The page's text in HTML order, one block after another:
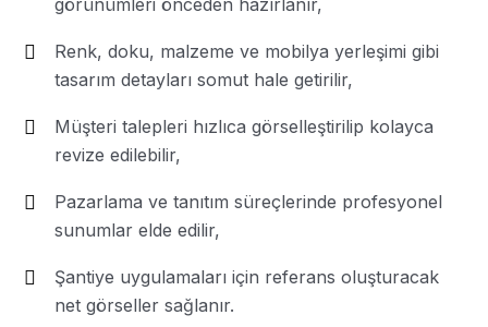
görünümleri önceden hazırlanır,
Renk, doku, malzeme ve mobilya yerleşimi gibi
tasarım detayları somut hale getirilir,
Müşteri talepleri hızlıca görselleştirilip kolayca
revize edilebilir,
Pazarlama ve tanıtım süreçlerinde profesyonel
sunumlar elde edilir,
Şantiye uygulamaları için referans oluşturacak
net görseller sağlanır.